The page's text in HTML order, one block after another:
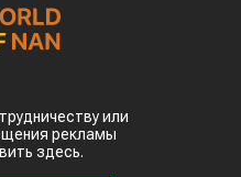
или
рекламы
здесь.